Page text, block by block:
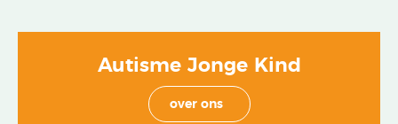
Autisme Jonge Kind
over ons